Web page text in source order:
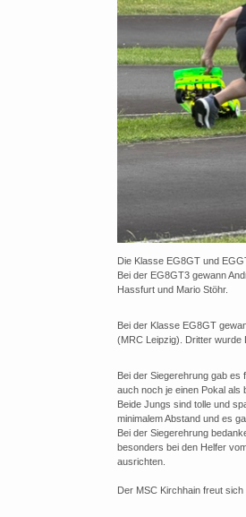
Die Klasse EG8GT und
Bei der EG8GT3 gewann
Hassfurt und Mario Stöhr.
Bei der Klasse EG8GT
(MRC Leipzig). Dritter wurde
Bei der Siegerehrung gab es
auch noch je einen Pokal als
Beide Jungs sind tolle und
minimalem Abstand und es
Bei der Siegerehrung
besonders bei den Helfer
ausrichten.
Der MSC Kirchhain freut